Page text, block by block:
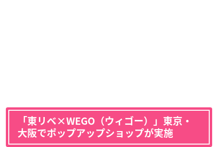
「東リベ×WEGO（ウィゴー）」東京・
大阪でポップアップショップが実施